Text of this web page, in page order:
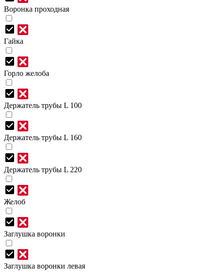
Воронка проходная
Гайка
Горло желоба
Держатель трубы L 100
Держатель трубы L 160
Держатель трубы L 220
Желоб
Заглушка воронки
Заглушка воронки левая